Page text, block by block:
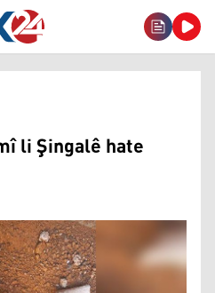
li Şingalê hate